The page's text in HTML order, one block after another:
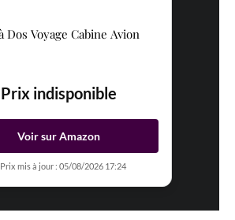
Dos Voyage Cabine Avion
Prix indisponible
Voir sur Amazon
Prix mis à jour : 05/08/2026 17:24